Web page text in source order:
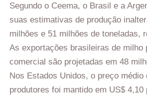
Segundo o Ceema, o Brasil e a
suas estimativas de produção
milhões e 51 milhões de toneladas,
As exportações brasileiras de milho
comercial são projetadas em 48
Nos Estados Unidos, o preço médio
produtores foi mantido em US$ 4,10